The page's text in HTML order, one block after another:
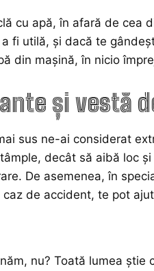
cu apă, în afară de cea
fi utilă, și dacă te
din mașină, în nicio
și vestă
sus ne-ai considerat
decât să aibă loc
De asemenea, în
de accident, te pot
nu? Toată lumea